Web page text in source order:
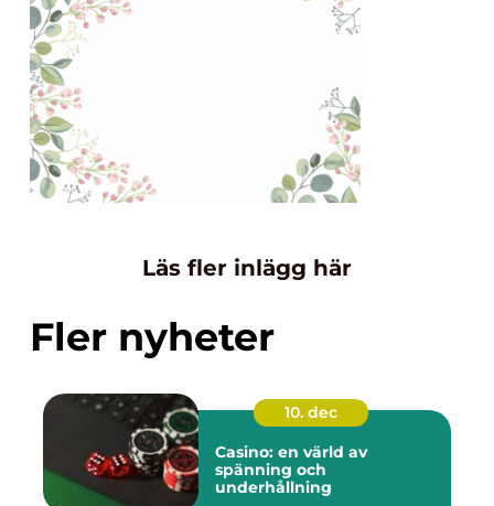
Läs fler inlägg här
Fler nyheter
10. dec
Casino: en värld av
spänning och
underhållning